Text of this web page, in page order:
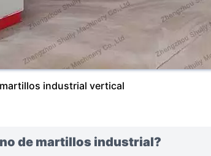
industrial vertical
de martillos industrial?